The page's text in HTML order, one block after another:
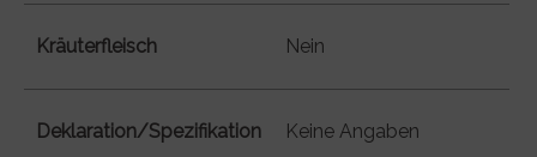
Kräuterfleisch Nein
Deklaration/Spezifikation Keine Angaben